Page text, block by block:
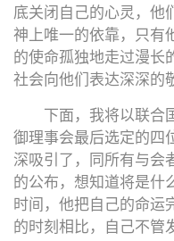
底关闭自己的心灵，他
神上唯一的依靠，只有
的使命孤独地走过漫长
社会向他们表达深深的
下面，我将以联合
御理事会最后选定的四
深吸引了，同所有与会
的公布，想知道将是什
时间，他把自己的命运
的时刻相比，自己不管